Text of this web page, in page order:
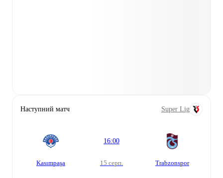
Наступний матч Super Lig
Kasımpaşa
16:00
15 серп. Trabzonspor